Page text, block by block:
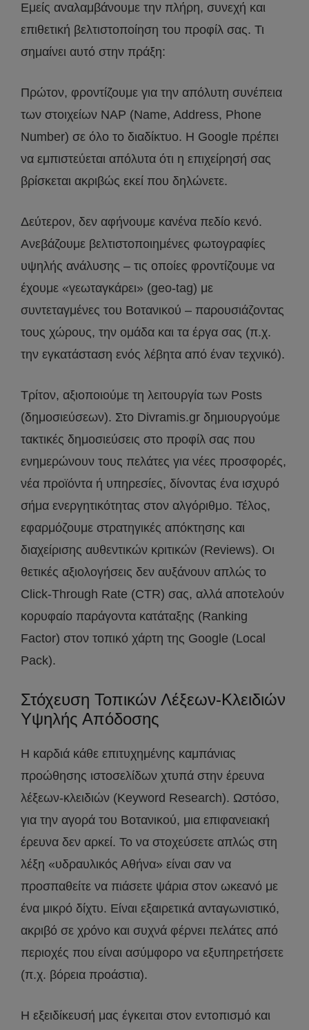
Εμείς αναλαμβάνουμε την πλήρη, συνεχή και
επιθετική βελτιστοποίηση του προφίλ σας. Τι
σημαίνει αυτό στην πράξη:
Πρώτον, φροντίζουμε για την απόλυτη συνέπεια
των στοιχείων NAP (Name, Address, Phone
Number) σε όλο το διαδίκτυο. Η Google πρέπει
να εμπιστεύεται απόλυτα ότι η επιχείρησή σας
βρίσκεται ακριβώς εκεί που δηλώνετε.
Δεύτερον, δεν αφήνουμε κανένα πεδίο κενό.
Ανεβάζουμε βελτιστοποιημένες φωτογραφίες
υψηλής ανάλυσης – τις οποίες φροντίζουμε να
έχουμε «γεωταγκάρει» (geo-tag) με
συντεταγμένες του Βοτανικού – παρουσιάζοντας
τους χώρους, την ομάδα και τα έργα σας (π.χ.
την εγκατάσταση ενός λέβητα από έναν τεχνικό).
Τρίτον, αξιοποιούμε τη λειτουργία των Posts
(δημοσιεύσεων). Στο Divramis.gr δημιουργούμε
τακτικές δημοσιεύσεις στο προφίλ σας που
ενημερώνουν τους πελάτες για νέες προσφορές,
νέα προϊόντα ή υπηρεσίες, δίνοντας ένα ισχυρό
σήμα ενεργητικότητας στον αλγόριθμο. Τέλος,
εφαρμόζουμε στρατηγικές απόκτησης και
διαχείρισης αυθεντικών κριτικών (Reviews). Οι
θετικές αξιολογήσεις δεν αυξάνουν απλώς το
Click-Through Rate (CTR) σας, αλλά αποτελούν
κορυφαίο παράγοντα κατάταξης (Ranking
Factor) στον τοπικό χάρτη της Google (Local
Pack).
Στόχευση Τοπικών Λέξεων-Κλειδιών
Υψηλής Απόδοσης
Η καρδιά κάθε επιτυχημένης καμπάνιας
προώθησης ιστοσελίδων χτυπά στην έρευνα
λέξεων-κλειδιών (Keyword Research). Ωστόσο,
για την αγορά του Βοτανικού, μια επιφανειακή
έρευνα δεν αρκεί. Το να στοχεύσετε απλώς στη
λέξη «υδραυλικός Αθήνα» είναι σαν να
προσπαθείτε να πιάσετε ψάρια στον ωκεανό με
ένα μικρό δίχτυ. Είναι εξαιρετικά ανταγωνιστικό,
ακριβό σε χρόνο και συχνά φέρνει πελάτες από
περιοχές που είναι ασύμφορο να εξυπηρετήσετε
(π.χ. βόρεια προάστια).
Η εξειδίκευσή μας έγκειται στον εντοπισμό και